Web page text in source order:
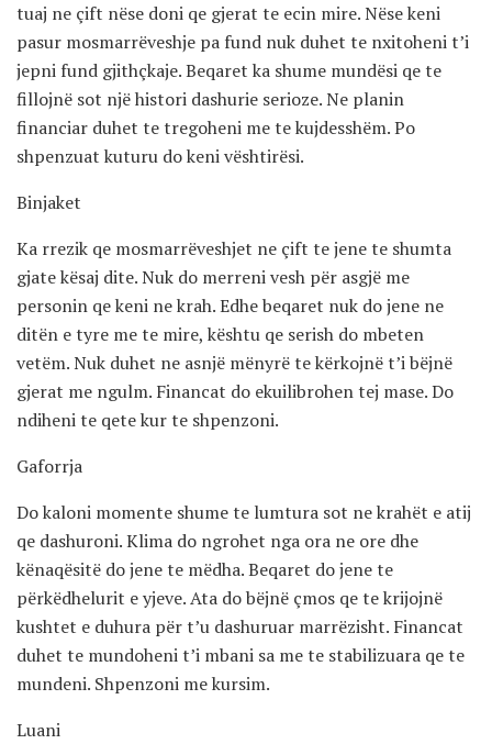
tuaj ne çift nëse doni qe gjerat te ecin mire. Nëse keni
pasur mosmarrëveshje pa fund nuk duhet te nxitoheni t’i
jepni fund gjithçkaje. Beqaret ka shume mundësi qe te
fillojnë sot një histori dashurie serioze. Ne planin
financiar duhet te tregoheni me te kujdesshëm. Po
shpenzuat kuturu do keni vështirësi.
Binjaket
Ka rrezik qe mosmarrëveshjet ne çift te jene te shumta
gjate kësaj dite. Nuk do merreni vesh për asgjë me
personin qe keni ne krah. Edhe beqaret nuk do jene ne
ditën e tyre me te mire, kështu qe serish do mbeten
vetëm. Nuk duhet ne asnjë mënyrë te kërkojnë t’i bëjnë
gjerat me ngulm. Financat do ekuilibrohen tej mase. Do
ndiheni te qete kur te shpenzoni.
Gaforrja
Do kaloni momente shume te lumtura sot ne krahët e atij
qe dashuroni. Klima do ngrohet nga ora ne ore dhe
kënaqësitë do jene te mëdha. Beqaret do jene te
përkëdhelurit e yjeve. Ata do bëjnë çmos qe te krijojnë
kushtet e duhura për t’u dashuruar marrëzisht. Financat
duhet te mundoheni t’i mbani sa me te stabilizuara qe te
mundeni. Shpenzoni me kursim.
Luani